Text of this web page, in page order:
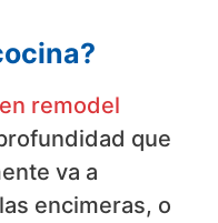
remodel
que
va a
encimeras, o